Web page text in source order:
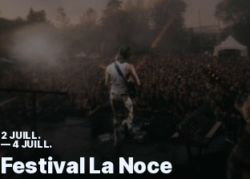
2 JUILL.
— 4 JUILL.
Festival La Noce